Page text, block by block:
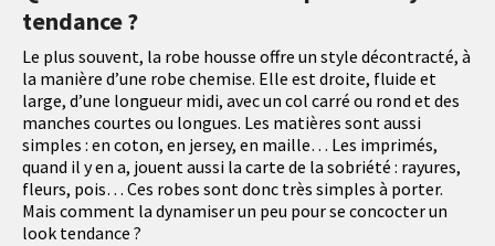
tendance ?
Le plus souvent, la robe housse offre un style décontracté, à
la manière d’une robe chemise. Elle est droite, fluide et
large, d’une longueur midi, avec un col carré ou rond et des
manches courtes ou longues. Les matières sont aussi
simples : en coton, en jersey, en maille… Les imprimés,
quand il y en a, jouent aussi la carte de la sobriété : rayures,
fleurs, pois… Ces robes sont donc très simples à porter.
Mais comment la dynamiser un peu pour se concocter un
look tendance ?